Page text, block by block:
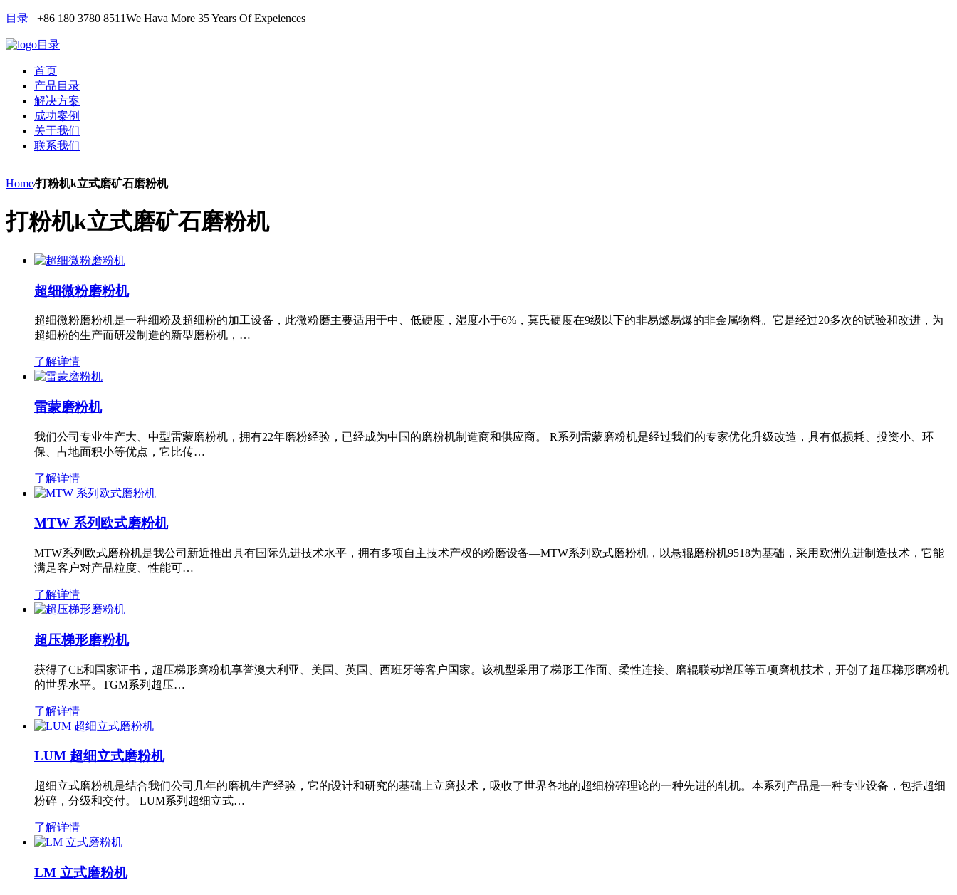
目录 +86 180 3780 8511We Hava More 35 Years Of Expeiences
目录
首页
产品目录
解决方案
成功案例
关于我们
联系我们
Home/打粉机k立式磨矿石磨粉机
打粉机k立式磨矿石磨粉机
超细微粉磨粉机
超细微粉磨粉机是一种细粉及超细粉的加工设备，此微粉磨主要适用于中、低硬度，湿度小于6%，莫氏硬度在9级以下的非易燃易爆的非金属物料。它是经过20多次的试验和改进，为
超细粉的生产而研发制造的新型磨粉机，…
了解详情
雷蒙磨粉机
我们公司专业生产大、中型雷蒙磨粉机，拥有22年磨粉经验，已经成为中国的磨粉机制造商和供应商。 R系列雷蒙磨粉机是经过我们的专家优化升级改造，具有低损耗、投资小、环
保、占地面积小等优点，它比传…
了解详情
MTW 系列欧式磨粉机
MTW系列欧式磨粉机是我公司新近推出具有国际先进技术水平，拥有多项自主技术产权的粉磨设备—MTW系列欧式磨粉机，以悬辊磨粉机9518为基础，采用欧洲先进制造技术，它能
满足客户对产品粒度、性能可…
了解详情
超压梯形磨粉机
获得了CE和国家证书，超压梯形磨粉机享誉澳大利亚、美国、英国、西班牙等客户国家。该机型采用了梯形工作面、柔性连接、磨辊联动增压等五项磨机技术，开创了超压梯形磨粉机
的世界水平。TGM系列超压…
了解详情
LUM 超细立式磨粉机
超细立式磨粉机是结合我们公司几年的磨机生产经验，它的设计和研究的基础上立磨技术，吸收了世界各地的超细粉碎理论的一种先进的轧机。本系列产品是一种专业设备，包括超细
粉碎，分级和交付。 LUM系列超细立式…
了解详情
LM 立式磨粉机